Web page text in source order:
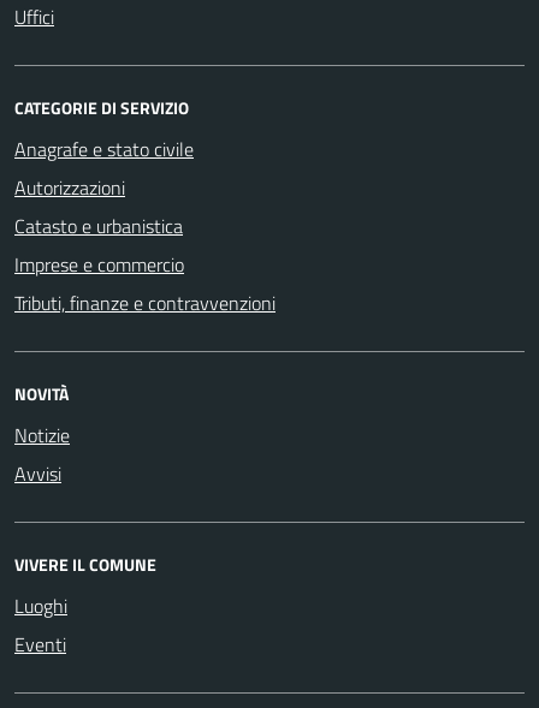
Uffici
CATEGORIE DI SERVIZIO
Anagrafe e stato civile
Autorizzazioni
Catasto e urbanistica
Imprese e commercio
Tributi, finanze e contravvenzioni
NOVITÀ
Notizie
Avvisi
VIVERE IL COMUNE
Luoghi
Eventi